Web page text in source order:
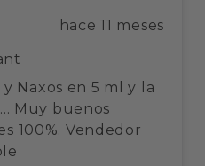
hace 11 meses
Naxos en 5 ml y la
Muy buenos
100%. Vendedor